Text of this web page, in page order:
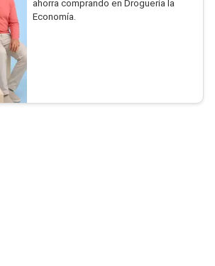
ahorra comprando en Droguería la
Economía.